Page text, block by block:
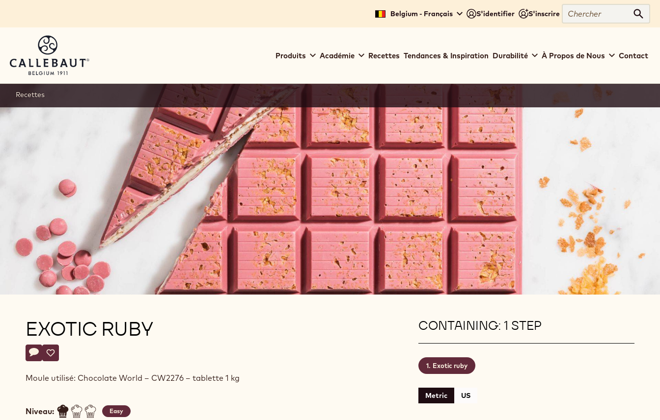
Belgium - Français S'identifier S'inscrire
Chercher
navigation
Produits Académie Recettes Tendances & Inspiration Durabilité À Propos de Nous Contact
Recettes
EXOTIC RUBY
Actions
Écrire un commentaire
- Exotic ruby
Sauvegarder
- Exotic ruby
Moule utilisé: Chocolate World – CW2276 – tablette 1 kg
Niveau: Easy
CONTAINING: 1 STEP
Exotic ruby
Metric US